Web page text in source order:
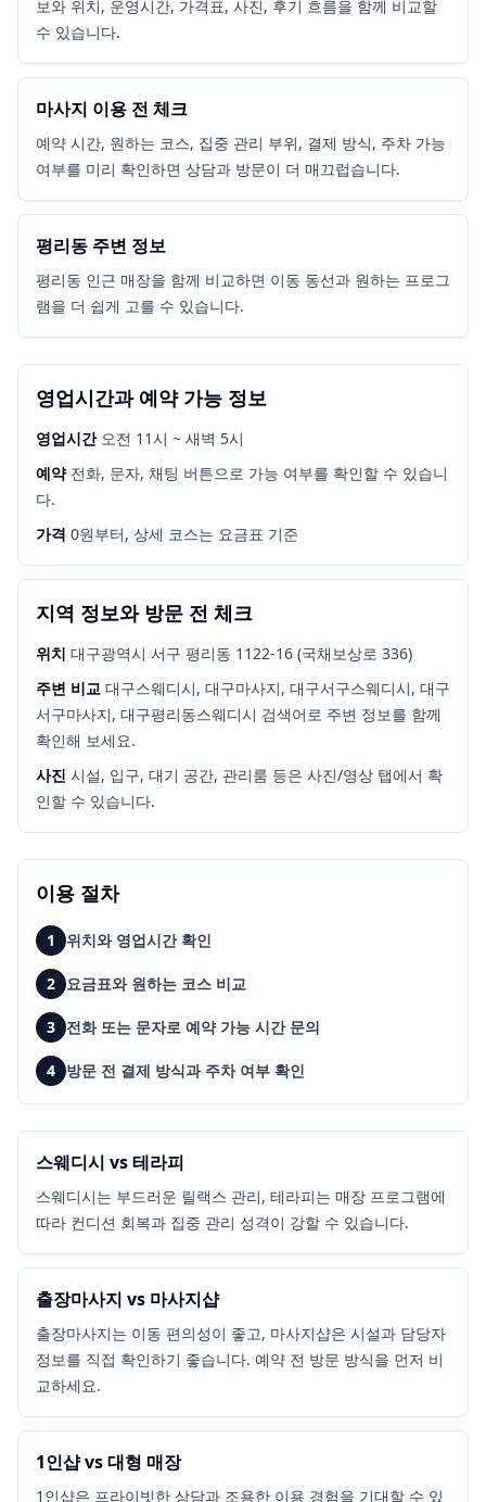
보와 위치, 운영시간, 가격표, 사진, 후기 흐름을 함께 비교할
수 있습니다.
마사지 이용 전 체크
예약 시간, 원하는 코스, 집중 관리 부위, 결제 방식, 주차 가능
여부를 미리 확인하면 상담과 방문이 더 매끄럽습니다.
평리동 주변 정보
평리동 인근 매장을 함께 비교하면 이동 동선과 원하는 프로그
램을 더 쉽게 고를 수 있습니다.
영업시간과 예약 가능 정보
영업시간 오전 11시 ~ 새벽 5시
예약 전화, 문자, 채팅 버튼으로 가능 여부를 확인할 수 있습니
다.
가격 0원부터, 상세 코스는 요금표 기준
지역 정보와 방문 전 체크
위치 대구광역시 서구 평리동 1122-16 (국채보상로 336)
주변 비교 대구스웨디시, 대구마사지, 대구서구스웨디시, 대구
서구마사지, 대구평리동스웨디시 검색어로 주변 정보를 함께
확인해 보세요.
사진 시설, 입구, 대기 공간, 관리룸 등은 사진/영상 탭에서 확
인할 수 있습니다.
이용 절차
1 위치와 영업시간 확인
2 요금표와 원하는 코스 비교
3 전화 또는 문자로 예약 가능 시간 문의
4 방문 전 결제 방식과 주차 여부 확인
스웨디시 vs 테라피
스웨디시는 부드러운 릴랙스 관리, 테라피는 매장 프로그램에
따라 컨디션 회복과 집중 관리 성격이 강할 수 있습니다.
출장마사지 vs 마사지샵
출장마사지는 이동 편의성이 좋고, 마사지샵은 시설과 담당자
정보를 직접 확인하기 좋습니다. 예약 전 방문 방식을 먼저 비
교하세요.
1인샵 vs 대형 매장
1인샵은 프라이빗한 상담과 조용한 이용 경험을 기대할 수 있